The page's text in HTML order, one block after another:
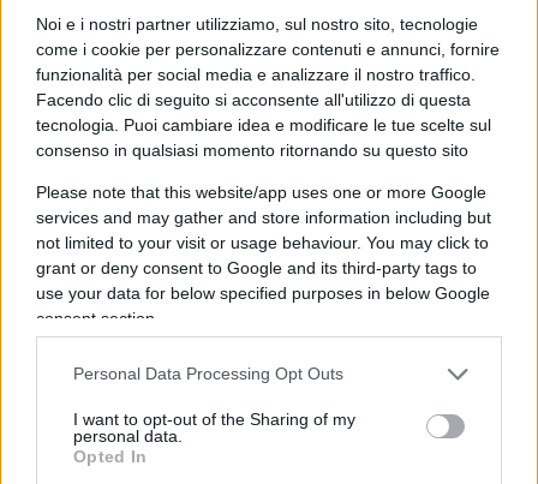
Noi e i nostri partner utilizziamo, sul nostro sito, tecnologie
come i cookie per personalizzare contenuti e annunci, fornire
funzionalità per social media e analizzare il nostro traffico.
Facendo clic di seguito si acconsente all'utilizzo di questa
tecnologia. Puoi cambiare idea e modificare le tue scelte sul
consenso in qualsiasi momento ritornando su questo sito
Please note that this website/app uses one or more Google
services and may gather and store information including but
not limited to your visit or usage behaviour. You may click to
grant or deny consent to Google and its third-party tags to
use your data for below specified purposes in below Google
consent section.
Personal Data Processing Opt Outs
I want to opt-out of the Sharing of my
personal data.
Opted In
chi ha preso più preferenze?
In tutti i collegi, Giorgia sbanca. Nella
613mila preferenze, staccando di molto sia la
piddina Cecilia Strada (267mila) cheRoberto
Vannacci(182mila) che Antonio Tajani (103mila).
Al Centro stesso discorso: Meloni viaggia intorno
453mila voti, ben al di sopra della diretta
concorrente Elly Schlein che si è fermata ad
Orientale, invece, bisogna registrare l’ottimo
risultato di Stefano Bonaccini (378mila voti,